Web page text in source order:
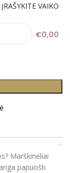
VAIKO
€0,00
Marškinėliai
papuošti